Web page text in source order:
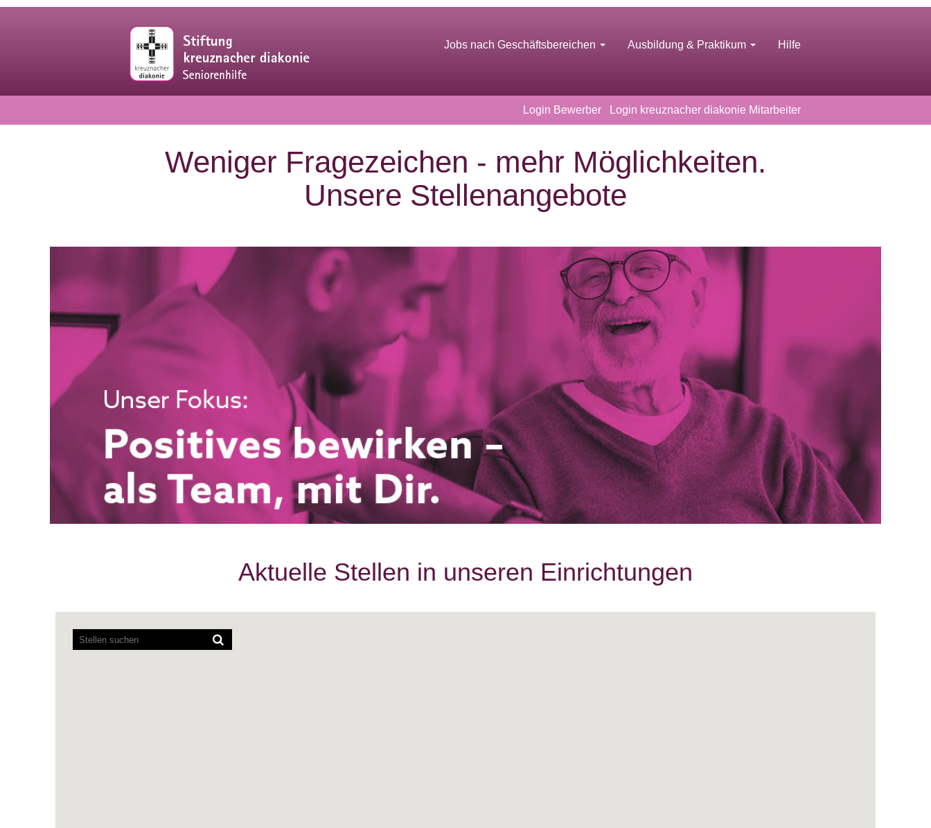
Jobs nach Geschäftsbereichen Ausbildung & Praktikum Hilfe
Login Bewerber Login kreuznacher diakonie Mitarbeiter
Weniger Fragezeichen - mehr Möglichkeiten.
Unsere Stellenangebote
Aktuelle Stellen in unseren Einrichtungen
können